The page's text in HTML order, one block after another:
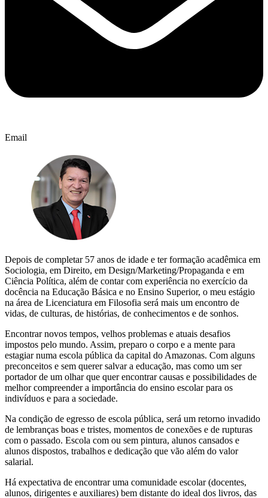
Email
Depois de completar 57 anos de idade e ter formação acadêmica em
Sociologia, em Direito, em Design/Marketing/Propaganda e em
Ciência Política, além de contar com experiência no exercício da
docência na Educação Básica e no Ensino Superior, o meu estágio
na área de Licenciatura em Filosofia será mais um encontro de
vidas, de culturas, de histórias, de conhecimentos e de sonhos.
Encontrar novos tempos, velhos problemas e atuais desafios
impostos pelo mundo. Assim, preparo o corpo e a mente para
estagiar numa escola pública da capital do Amazonas. Com alguns
preconceitos e sem querer salvar a educação, mas como um ser
portador de um olhar que quer encontrar causas e possibilidades de
melhor compreender a importância do ensino escolar para os
indivíduos e para a sociedade.
Na condição de egresso de escola pública, será um retorno invadido
de lembranças boas e tristes, momentos de conexões e de rupturas
com o passado. Escola com ou sem pintura, alunos cansados e
alunos dispostos, trabalhos e dedicação que vão além do valor
salarial.
Há expectativa de encontrar uma comunidade escolar (docentes,
alunos, dirigentes e auxiliares) bem distante do ideal dos livros, das